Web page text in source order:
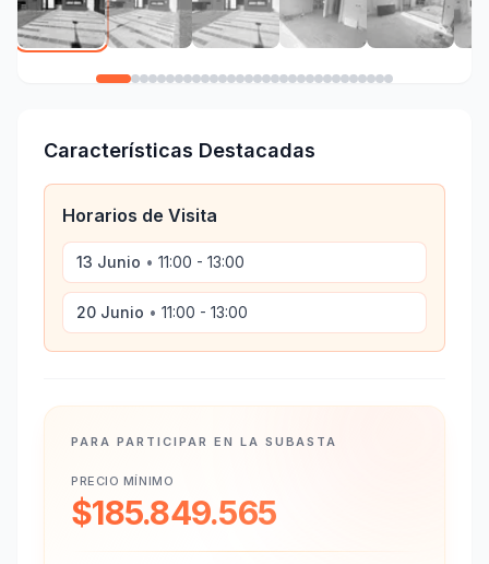
Características Destacadas
Horarios de Visita
13 Junio • 11:00 - 13:00
20 Junio • 11:00 - 13:00
PARA PARTICIPAR EN LA SUBASTA
PRECIO MÍNIMO
$185.849.565